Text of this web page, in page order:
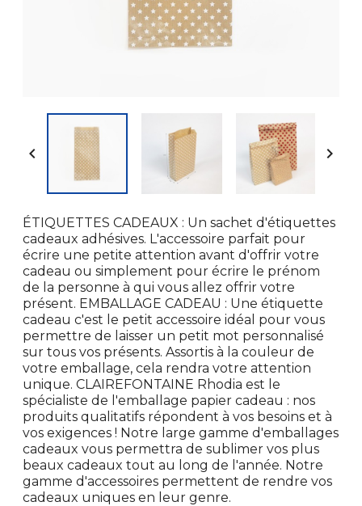
 
ÉTIQUETTES CADEAUX : Un sachet d'étiquettes
cadeaux adhésives. L'accessoire parfait pour
écrire une petite attention avant d'offrir votre
cadeau ou simplement pour écrire le prénom
de la personne à qui vous allez offrir votre
présent. EMBALLAGE CADEAU : Une étiquette
cadeau c'est le petit accessoire idéal pour vous
permettre de laisser un petit mot personnalisé
sur tous vos présents. Assortis à la couleur de
votre emballage, cela rendra votre attention
unique. CLAIREFONTAINE Rhodia est le
spécialiste de l'emballage papier cadeau : nos
produits qualitatifs répondent à vos besoins et à
vos exigences ! Notre large gamme d'emballages
cadeaux vous permettra de sublimer vos plus
beaux cadeaux tout au long de l'année. Notre
gamme d'accessoires permettent de rendre vos
cadeaux uniques en leur genre.